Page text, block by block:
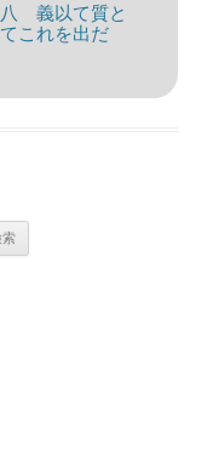
義以て質と
これを出だ